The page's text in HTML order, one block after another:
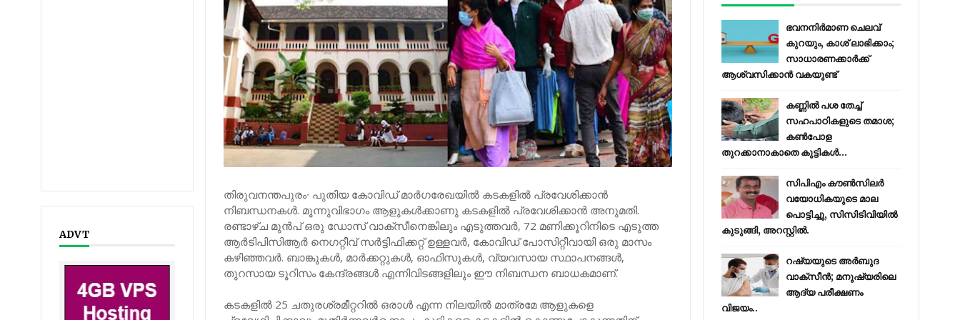
ADVT
തിരുവനന്തപുരം∙ പുതിയ കോവിഡ് മാര്‍ഗരേഖയില്‍ കടകളില്‍ പ്രവേശിക്കാന്‍
നിബന്ധനകള്‍. മൂന്നുവിഭാഗം ആളുകള്‍ക്കാണു കടകളില്‍ പ്രവേശിക്കാൻ അനുമതി.
രണ്ടാഴ്ച മുന്‍പ് ഒരു ഡോസ് വാക്സീനെങ്കിലും എടുത്തവര്‍, 72 മണിക്കൂറിനിടെ എടുത്ത
ആര്‍ടിപിസിആര്‍ നെഗറ്റീവ് സര്‍ട്ടിഫിക്കറ്റ് ഉള്ളവര്‍, കോവിഡ് പോസിറ്റീവായി ഒരു മാസം
കഴിഞ്ഞവർ. ബാങ്കുകള്‍, മാര്‍ക്കറ്റുകള്‍, ഓഫിസുകള്‍, വ്യവസായ സ്ഥാപനങ്ങൾ,
തുറസായ ടൂറിസം കേന്ദ്രങ്ങൾ എന്നിവിടങ്ങളിലും ഈ നിബന്ധന ബാധകമാണ്.
കടകളില്‍ 25 ചതുരശ്രമീറ്ററില്‍ ഒരാള്‍ എന്ന നിലയില്‍ മാത്രമേ ആളുകളെ
ഭവനനിർമാണ ചെലവ്
കുറയും, കാശ് ലാഭിക്കാം;
സാധാരണക്കാർക്ക്
ആശ്വസിക്കാൻ വകയുണ്ട്
കണ്ണിൽ പശ തേച്ച്
സഹപാഠികളുടെ തമാശ;
കൺപോള
തുറക്കാനാകാതെ കുട്ടികൾ...
സിപിഎം കൗണ്‍സിലര്‍
വയോധികയുടെ മാല
പൊട്ടിച്ചു, സിസിടിവിയില്‍
കുടുങ്ങി, അറസ്റ്റില്‍.
റഷ്യയുടെ അര്‍ബുദ
വാക്‌സീന്‍; മനുഷ്യരിലെ
ആദ്യ പരീക്ഷണം
വിജയം..